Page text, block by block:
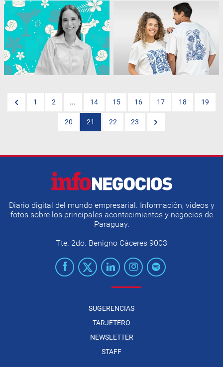
1 2 ... 14 15 16 17 18 19
20 21 22 23
Diario digital del mundo empresarial. Información, videos y
fotos sobre los principales acontecimientos y negocios de
Paraguay.
Tte. 2do. Benigno Cáceres 9003
SUGERENCIAS
TARJETERO
NEWSLETTER
STAFF